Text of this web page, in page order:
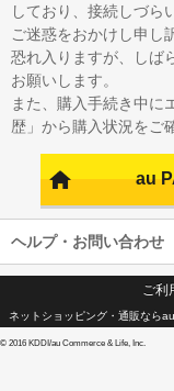
しており、接続しづら
ご迷惑をおかけし申し
恐れ入りますが、しば
お願いします。
また、購入手続き中に
歴」から購入状況をご
au
ヘルプ・お問い合わせ
ご利
ネットショッピング・通販なら
© 2016 KDDI/au Commerce & Life, Inc.